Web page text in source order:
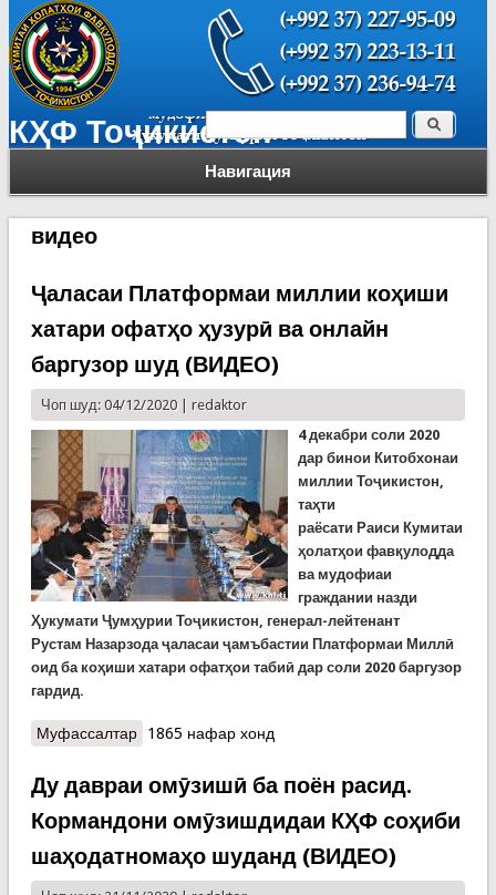
КҲФ Тоҷикистон
Навигация
Форма поиска Поиск
видео
Ҷаласаи Платформаи миллии коҳиши
хатари офатҳо ҳузурӣ ва онлайн
баргузор шуд (ВИДЕО)
Чоп шуд: 04/12/2020 | redaktor
4 декабри соли 2020
дар бинои Китобхонаи
миллии Тоҷикистон,
таҳти
раёсати Раиси Кумитаи
ҳолатҳои фавқулодда
ва мудофиаи
граждании назди
Ҳукумати Ҷумҳурии Тоҷикистон, генерал-лейтенант
Рустам Назарзода ҷаласаи ҷамъбастии Платформаи Миллӣ
оид ба коҳиши хатари офатҳои табиӣ дар соли 2020 баргузор
гардид.
Муфассалтаро Ҷаласаи Платформаи миллии коҳиши хатари
1865 нафар хонд
Ду давраи омӯзишӣ ба поён расид.
Кормандони омӯзишдидаи КҲФ соҳиби
шаҳодатномаҳо шуданд (ВИДЕО)